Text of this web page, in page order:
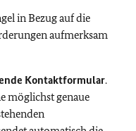
in Bezug auf die
aufmerksam
Kontaktformular.
möglichst genaue